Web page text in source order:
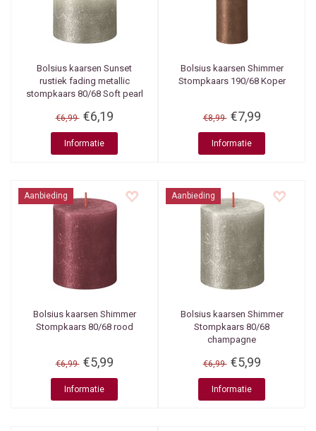
Bolsius kaarsen Sunset
rustiek fading metallic
stompkaars 80/68 Soft pearl
€6,99 €6,19
Informatie
Bolsius kaarsen Shimmer
Stompkaars 190/68 Koper
€8,99 €7,99
Informatie
Aanbieding
Bolsius kaarsen Shimmer
Stompkaars 80/68 rood
€6,99 €5,99
Informatie
Aanbieding
Bolsius kaarsen Shimmer
Stompkaars 80/68
champagne
€6,99 €5,99
Informatie